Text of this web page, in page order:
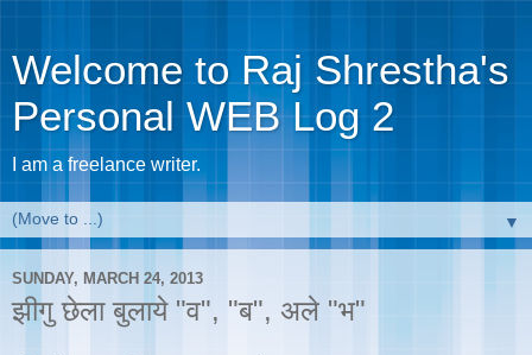
Welcome to Raj Shrestha's
Personal WEB Log 2
I am a freelance writer.
▼
SUNDAY, MARCH 24, 2013
झीगु छेला बुलाये "व", "ब", अले "भ"